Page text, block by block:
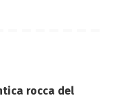
rocca del